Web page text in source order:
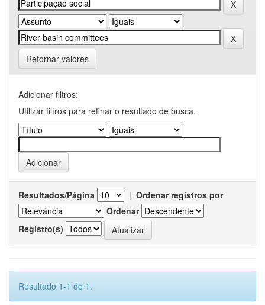
Retornar valores
Adicionar filtros:
Utilizar filtros para refinar o resultado de busca.
Resultados/Página | Ordenar registros por
Ordenar
Registro(s)
Resultado 1-1 de 1.